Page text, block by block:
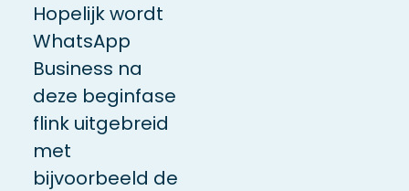
Hopelijk wordt
WhatsApp
Business na
deze beginfase
flink uitgebreid
met
bijvoorbeeld de